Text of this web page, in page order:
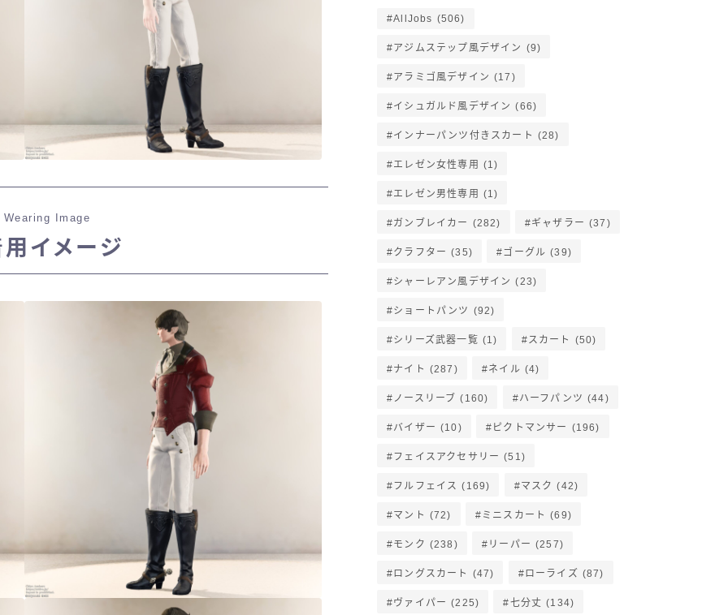
Wearing Image
イメージ
AllJobs (506)
アジムステップ風デザイン (9)
アラミゴ風デザイン (17)
イシュガルド風デザイン (66)
インナーパンツ付きスカート (28)
エレゼン女性専用 (1)
エレゼン男性専用 (1)
ガンブレイカー (282) ギャザラー (37)
クラフター (35) ゴーグル (39)
シャーレアン風デザイン (23)
ショートパンツ (92)
シリーズ武器一覧 (1) スカート (50)
ナイト (287) ネイル (4)
ノースリーブ (160) ハーフパンツ (44)
バイザー (10) ピクトマンサー (196)
フェイスアクセサリー (51)
フルフェイス (169) マスク (42)
マント (72) ミニスカート (69)
モンク (238) リーパー (257)
ロングスカート (47) ローライズ (87)
ヴァイパー (225) 七分丈 (134)